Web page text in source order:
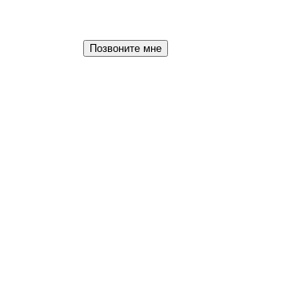
Позвоните мне